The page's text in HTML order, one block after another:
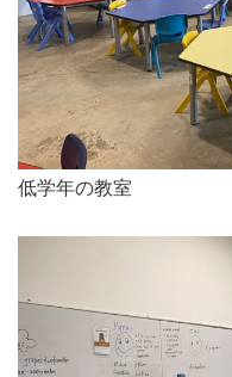
低学年の教室